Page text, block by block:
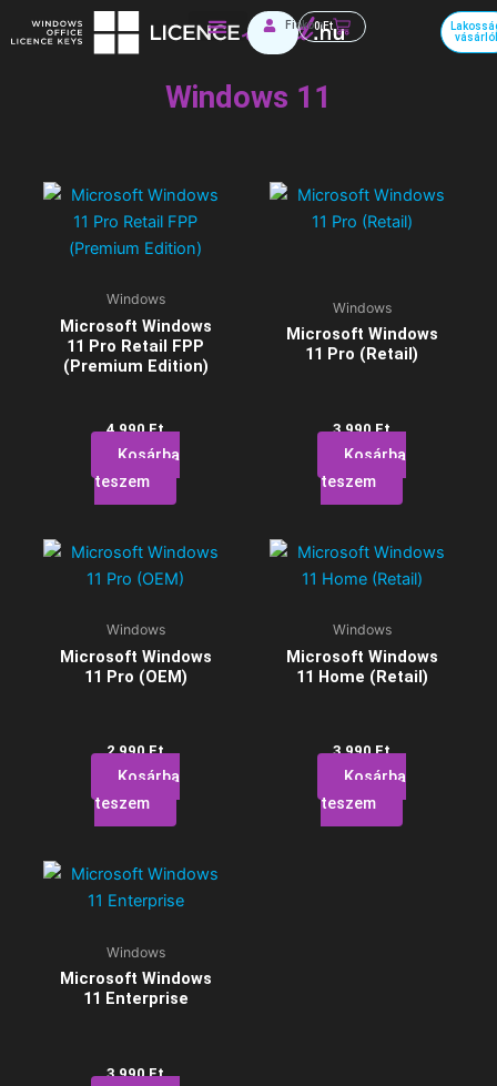
to
Fiókom
0FtKosár
Windows 11
Windows
Microsoft Windows
11 Pro Retail FPP
(Premium Edition)
4 990Ft
Kosárba
teszem
Windows
Microsoft Windows
11 Pro (Retail)
3 990Ft
Kosárba
teszem
Windows
Microsoft Windows
11 Pro (OEM)
2 990Ft
Kosárba
teszem
Windows
Microsoft Windows
11 Home (Retail)
3 990Ft
Kosárba
teszem
Windows
Microsoft Windows
11 Enterprise
3 990Ft